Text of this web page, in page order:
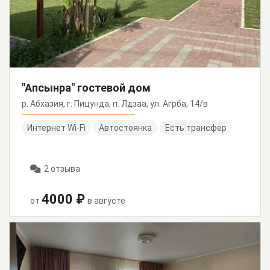
"Апсынра" гостевой дом
р. Абхазия, г. Пицунда, п. Лдзаа, ул. Агрба, 14/в
Интернет Wi-Fi Автостоянка Есть трансфер
2 отзыва
от 4000 ₽ в августе